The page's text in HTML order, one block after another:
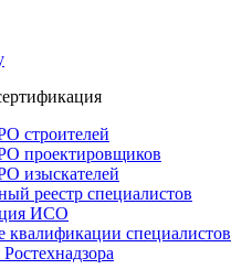
строителей
проектировщиков
изыскателей
реестр специалистов
ИСО
специалистов